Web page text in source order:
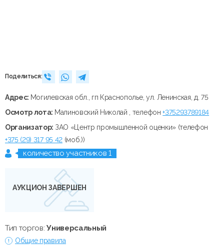
Поделиться:
Адрес: Могилевская обл., гп Краснополье, ул. Ленинская, д. 75
Осмотр лота: Малиновский Николай , телефон+375293789184
Организатор: ЗАО «Центр промышленной оценки» (телефон
+375 (29) 317 95 42(моб.))
количество участников 1
АУКЦИОН ЗАВЕРШЕН
Тип торгов:Универсальный
Общие правила